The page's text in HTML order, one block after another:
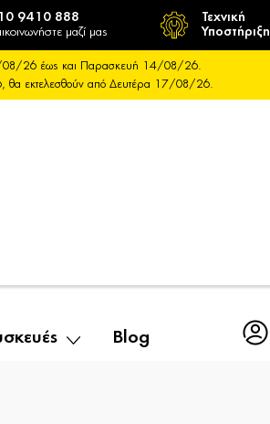
9410 888
μαζί μας
Τεχνική
Υποστήριξη
08/26 έως και Παρασκευή 14/08/26.
εκτελεσθούν από Δευτέρα 17/08/26.
Blog